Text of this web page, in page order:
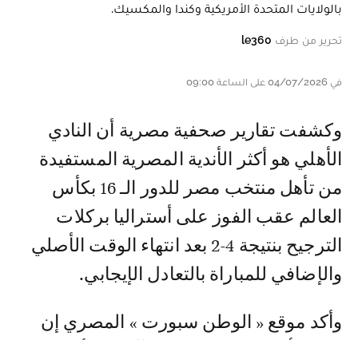
بالولايات المتحدة الأمريكية وكندا والمكسيك.
تحرير من طرف le360
في 04/07/2026 على الساعة 09:00
وكشفت تقارير صحفية مصرية أن النادي
الأهلي هو أكثر الأندية المصرية المستفيدة
من تأهل منتخب مصر للدور الـ 16 بكأس
العالم عقب الفوز على أستراليا بركلات
الترجيح بنتيجة 4-2 بعد انتهاء الوقت الأصلي
والإضافي للمباراة بالتعادل الإيجابي.
وأكد موقع « الوطن سبورت » المصري إن